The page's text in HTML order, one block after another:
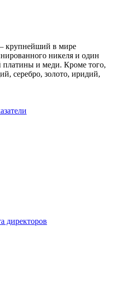
крупнейший в мире
никеля и один
платины и меди. Кроме того,
серебро, золото, иридий,
директоров